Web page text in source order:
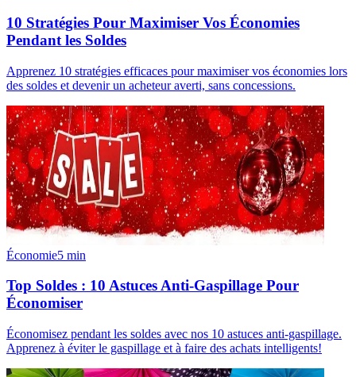
10 Stratégies Pour Maximiser Vos Économies
Pendant les Soldes
Apprenez 10 stratégies efficaces pour maximiser vos économies lors
des soldes et devenir un acheteur averti, sans concessions.
Économie5 min
Top Soldes : 10 Astuces Anti-Gaspillage Pour
Économiser
Économisez pendant les soldes avec nos 10 astuces anti-gaspillage.
Apprenez à éviter le gaspillage et à faire des achats intelligents!